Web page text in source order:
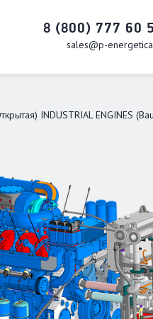
8 (800) 777 60
sales@p-
INDUSTRIAL ENGINES